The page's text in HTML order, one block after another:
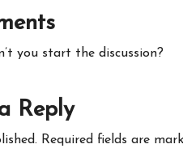
you start the discussion?
Reply
Required fields are